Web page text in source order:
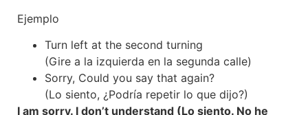
Ejemplo
Turn left at the second turning
(Gire a la izquierda en la segunda calle)
Sorry, Could you say that again?
(Lo siento, ¿Podría repetir lo que dijo?)
I am sorry. I don’t understand (Lo siento. No he